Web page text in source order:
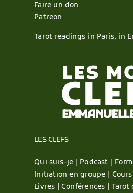
Faire un don
Patreon
Tarot readings in Paris, in
LES CLEFS
Qui suis-je | Podcast |
Initiation en groupe |
Livres |Conférences |Tarot